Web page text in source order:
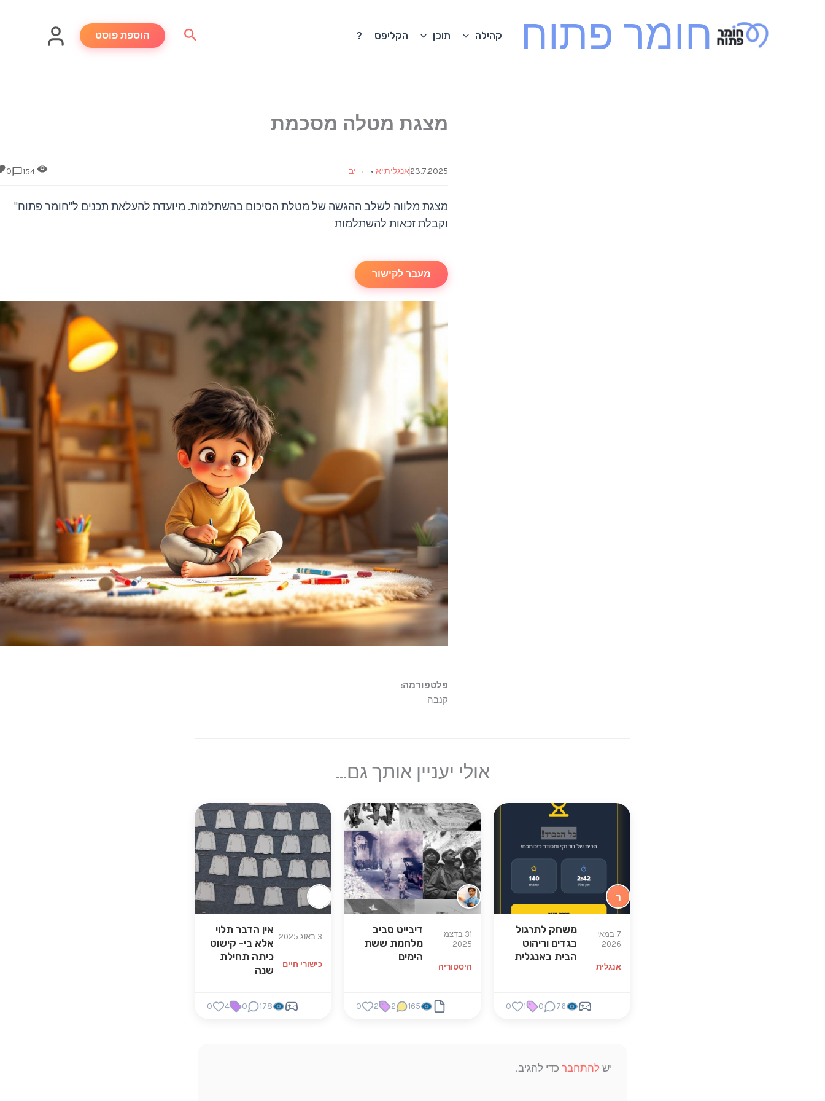
חומר פתוח קהילה תוכן הקליפס ? חיפוש הוספת פוסט
מצגת מטלה מסכמת
23.7.2025אנגליתיא • יב 0
מצגת מלווה לשלב ההגשה של מטלת הסיכום בהשתלמות. מיועדת להעלאת תכנים ל"חומר פתוח"
וקבלת זכאות להשתלמות
מעבר לקישור
פלטפורמה:
קנבה
אולי יעניין אותך גם...
ר
7 במאי
2026
אנגלית
משחק לתרגול
בגדים וריהוט
הבית באנגלית
76
0
1
0
31 בדצמ
2025
היסטוריה
דיבייט סביב
מלחמת ששת
הימים
165
2
2
0
3 באוג 2025
כישורי חיים
אין הדבר תלוי
אלא בי- קישוט
כיתה תחילת
שנה
178
0
4
0
יש להתחבר כדי להגיב.